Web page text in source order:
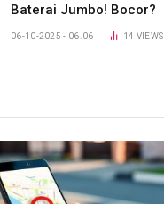
Baterai Jumbo! Bocor?
06-10-2025 - 06.06 14 VIEWS